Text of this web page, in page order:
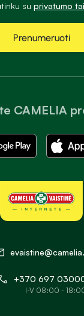
CAMELIA
su privatumo
Prenumeruoti
+370 697
I-V 08:00 -